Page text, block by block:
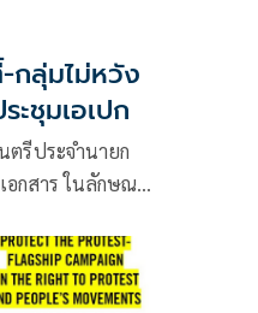
กลุ่มไม่หวัง
ะชุมเอเปก
ตรีประจำนายก
อกสาร ในลักษณะ
ฎร ประกาศ